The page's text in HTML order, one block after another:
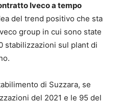
Iveco a tempo
del trend positivo che sta
group in cui sono state
stabilizzazioni sul plant di
di Suzzara, se
del 2021 e le 95 del